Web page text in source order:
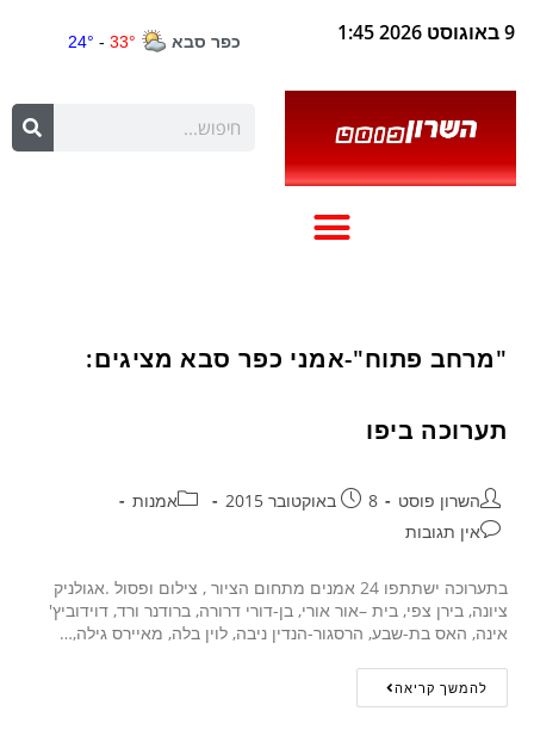
9 באוגוסט 2026 1:45
"מרחב פתוח"-אמני כפר סבא מציגים:
תערוכה ביפו
השרון פוסט 8 באוקטובר 2015
אמנות
אין תגובות
בתערוכה ישתתפו 24 אמנים מתחום הציור , צילום ופסול .אגולניק
ציונה, בירן צפי, בית –אור אורי, בן-דורי דרורה, ברודנר ורד, דוידוביץ'
אינה, האס בת-שבע, הרסגור-הנדין ניבה, לוין בלה, מאיירס גילה,…
להמשך קריאה